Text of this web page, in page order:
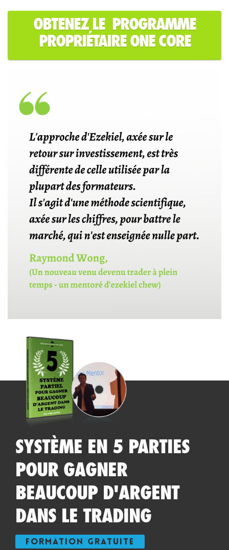
OBTENEZ LE PROGRAMME
PROPRIÉTAIRE ONE CORE
SYSTÈME EN 5 PARTIES
POUR GAGNER
BEAUCOUP D'ARGENT
DANS LE TRADING
FORMATION GRATUITE